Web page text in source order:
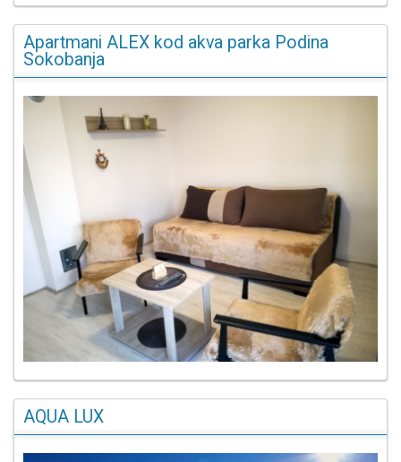
Apartmani ALEX kod akva parka Podina
Sokobanja
AQUA LUX